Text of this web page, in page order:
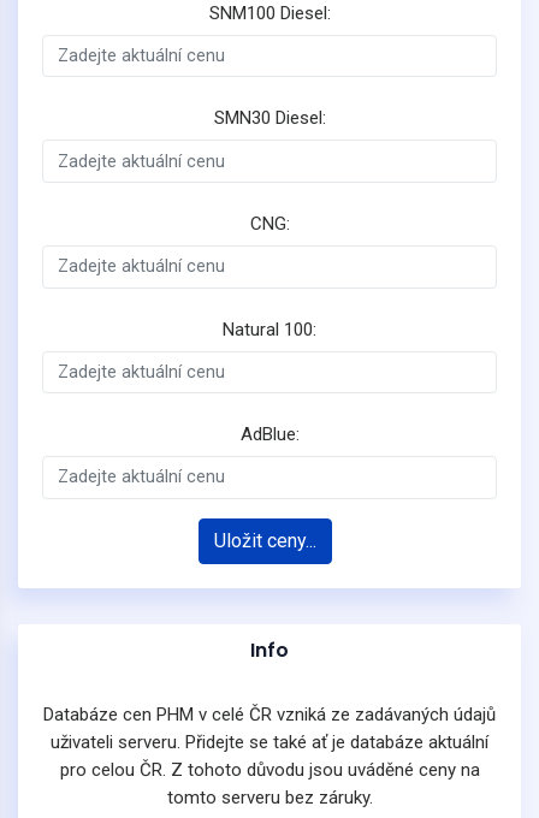
SNM100 Diesel:
SMN30 Diesel:
CNG:
Natural 100:
AdBlue:
Uložit ceny...
Info
Databáze cen PHM v celé ČR vzniká ze zadávaných údajů
uživateli serveru. Přidejte se také ať je databáze aktuální
pro celou ČR. Z tohoto důvodu jsou uváděné ceny na
tomto serveru bez záruky.